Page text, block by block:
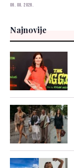
06. 08. 2026.
Najnovije